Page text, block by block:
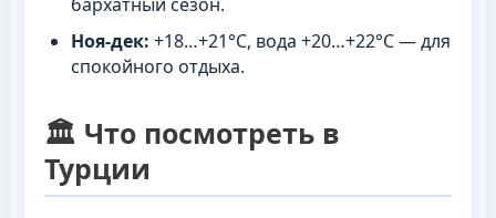
Ноя-дек: +18…+21°C, вода +20…+22°C — для
спокойного отдыха.
🏛️ Что посмотреть в
Турции